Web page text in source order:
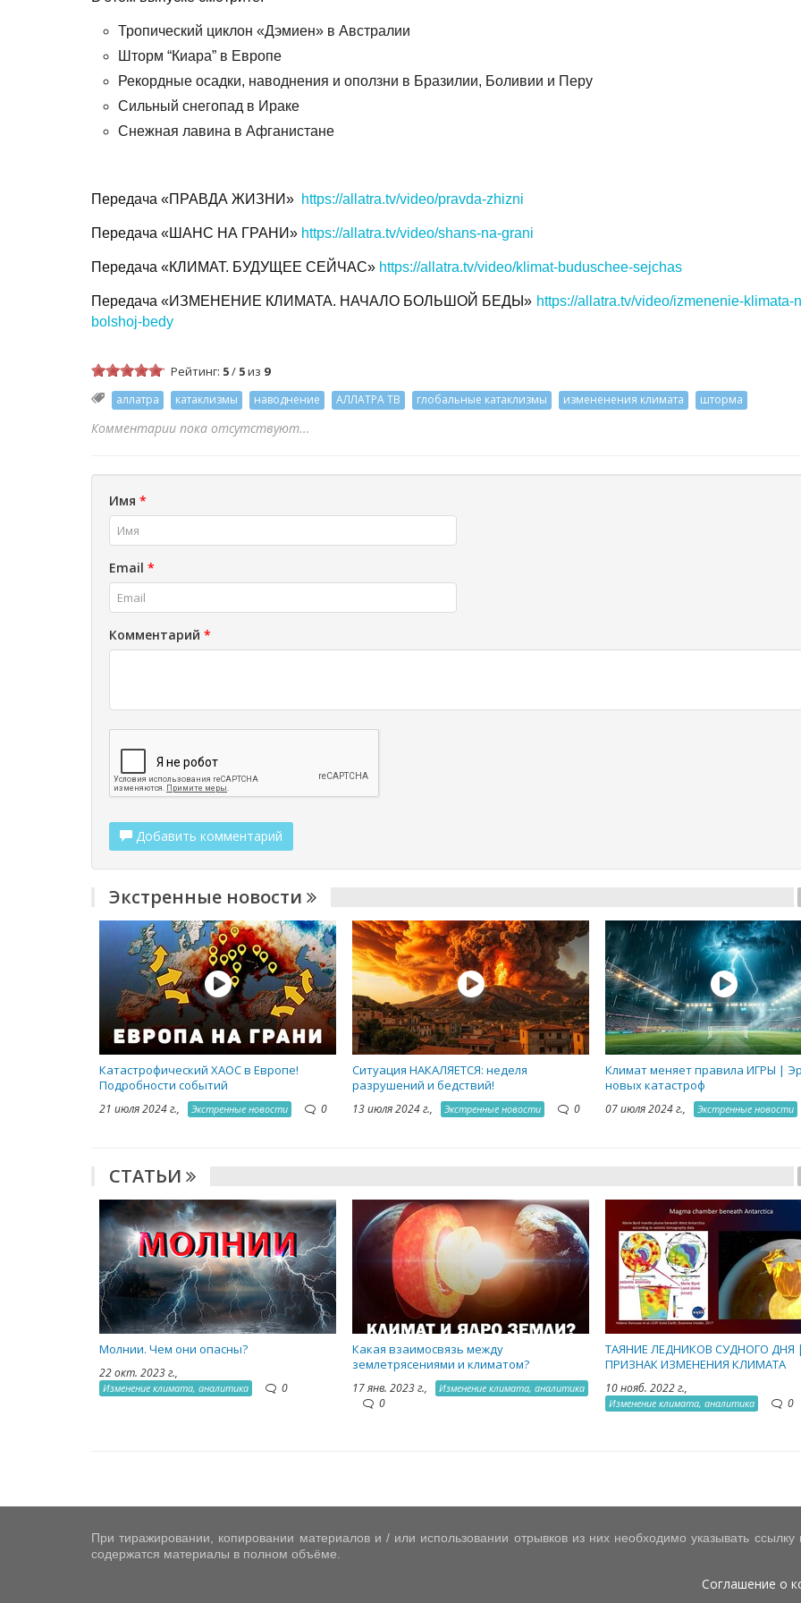
Тропический циклон «Дэмиен» в Австралии
Шторм “Киара” в Европе
Рекордные осадки, наводнения и оползни в Бразилии, Боливии и Перу
Сильный снегопад в Ираке
Снежная лавина в Афганистане
Передача «ПРАВДА ЖИЗНИ» https://allatra.tv/video/pravda-zhizni
Передача «ШАНС НА ГРАНИ» https://allatra.tv/video/shans-na-grani
Передача «КЛИМАТ. БУДУЩЕЕ СЕЙЧАС» https://allatra.tv/video/klimat-buduschee-sejchas
Передача «ИЗМЕНЕНИЕ КЛИМАТА. НАЧАЛО БОЛЬШОЙ БЕДЫ» https://allatra.tv/video/izmenenie-klimata-
bolshoj-bedy
Рейтинг: 5/ 5из 9
аллатра катаклизмы наводнение АЛЛАТРА ТВ глобальные катаклизмы измененения климата шторма
Комментарии пока отсутствуют...
Имя *
Email *
Комментарий *
Добавить комментарий
Экстренные новости
Катастрофический ХАОС в Европе!
Подробности событий
21 июля 2024 г., Экстренные новости 0
Ситуация НАКАЛЯЕТСЯ: неделя
разрушений и бедствий!
13 июля 2024 г., Экстренные новости 0
Климат меняет правила ИГРЫ |
новых катастроф
07 июля 2024 г., Экстренные новости
СТАТЬИ
Молнии. Чем они опасны?
22 окт. 2023 г.,
Изменение климата, аналитика 0
Какая взаимосвязь между
землетрясениями и климатом?
17 янв. 2023 г., Изменение климата, аналитика
0
ТАЯНИЕ ЛЕДНИКОВ СУДНОГО ДНЯ |
ПРИЗНАК ИЗМЕНЕНИЯ КЛИМАТА
10 нояб. 2022 г.,
Изменение климата, аналитика 0
При тиражировании, копировании материалов и / или использовании отрывков из них необходимо указывать
содержатся материалы в полном объёме.
Соглашение о